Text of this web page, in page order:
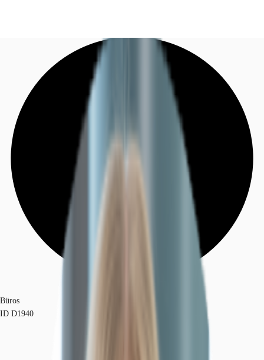
Investieren
Marktinformationen
Coworking
Ihre Ansprechpartner
Favoriten
Jetzt anrufen Kontaktieren Sie uns
Büros
ID D1940